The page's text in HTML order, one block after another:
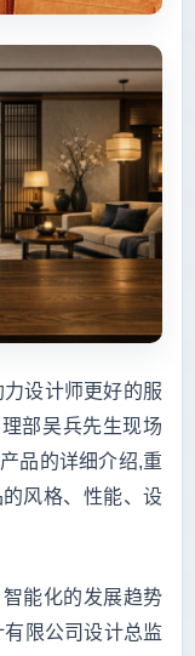
设计师更好的服
部吴兵先生现场
品的详细介绍,重
风格、性能、设
能化的发展趋势
限公司设计总监